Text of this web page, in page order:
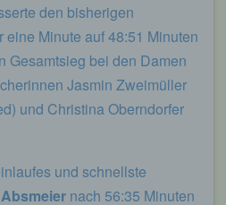
den bisherigen
eine Minute auf 48:51 Minuten
Gesamtsieg bei den Damen
Jasmin Zweimüller
und Christina Oberndorfer
und schnellste
nach 56:35 Minuten
die Möglichkeit, sich auf
die Verarbeitung
Angabe von
zu registrieren.
Daten dabei an den
übermittelt
der jeweiligen
die Registrierung
der betroffenen Person
Verwendung bei dem
und für